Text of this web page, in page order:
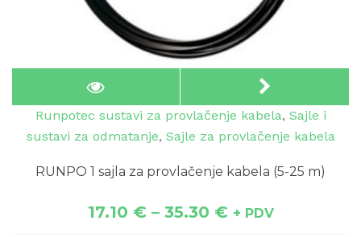
Runpotec sustavi za provlačenje kabela, Sajle i
sustavi za odmatanje, Sajle za provlačenje kabela
RUNPO 1 sajla za provlačenje kabela (5-25 m)
17.10 €– 35.30 € + PDV